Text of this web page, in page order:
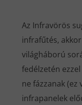
Az Infravörös
infrafűtés,
világháború
fedélzetén
ne fázzanak (ez
infrapanelek